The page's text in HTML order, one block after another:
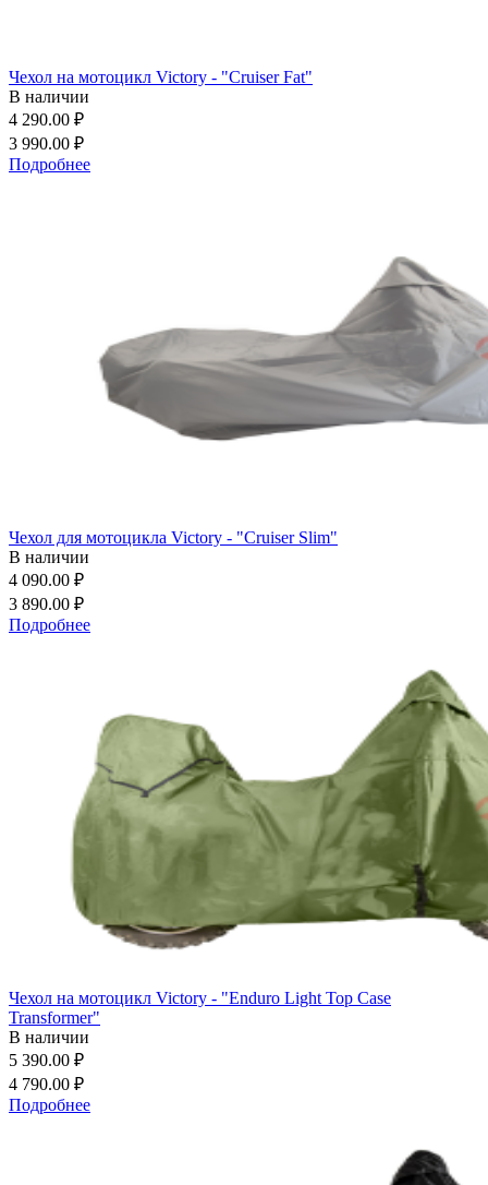
Чехол на мотоцикл Victory - "Cruiser Fat"
В наличии
4 290.00 ₽
3 990.00 ₽
Подробнее
Чехол для мотоцикла Victory - "Cruiser Slim"
В наличии
4 090.00 ₽
3 890.00 ₽
Подробнее
Чехол на мотоцикл Victory - "Enduro Light Top Case
Transformer"
В наличии
5 390.00 ₽
4 790.00 ₽
Подробнее